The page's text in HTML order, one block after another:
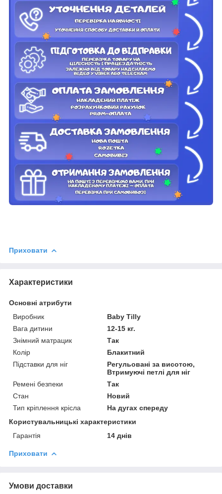
Приховати
Характеристики
Основні атрибути
Виробник
Baby Tilly
Вага дитини
12-15 кг.
Знімний матрацик
Так
Колір
Блакитний
Підставки для ніг
Регульовані за висотою,
Втримуючі петлі для ніг
Ремені безпеки
Так
Стан
Новий
Тип кріплення крісла
На дугах спереду
Користувальницькі характеристики
Гарантія
14 днів
Приховати
Умови доставки